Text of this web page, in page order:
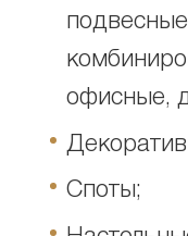
офисные,
Споты;